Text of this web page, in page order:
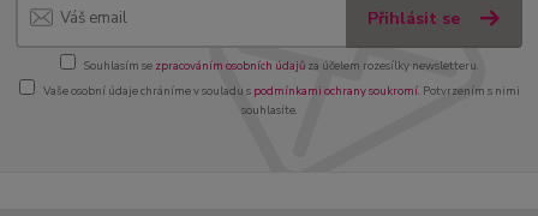
Přihlásit se
Souhlasím se zpracováním osobních údajůza účelem rozesílky newsletteru.
Vaše osobní údaje chráníme v souladu s podmínkami ochrany soukromí. Potvrzením s nimi
souhlasíte.